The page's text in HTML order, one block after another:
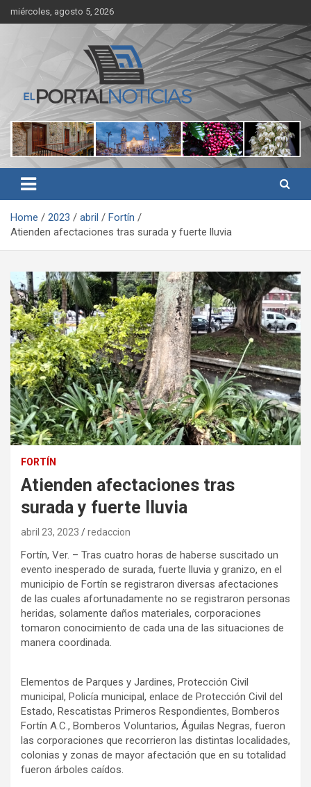
to
miércoles, agosto 5, 2026
El Portal Noticias
Noticias de Córdoba, Veracruz y al región
Home 2023 abril
Fortín
Atienden afectaciones tras surada y fuerte lluvia
FORTÍN
Atienden afectaciones tras
surada y fuerte lluvia
abril 23, 2023 redaccion
Fortín, Ver. – Tras cuatro horas de haberse suscitado un
evento inesperado de surada, fuerte lluvia y granizo, en el
municipio de Fortín se registraron diversas afectaciones
de las cuales afortunadamente no se registraron personas
heridas, solamente daños materiales, corporaciones
tomaron conocimiento de cada una de las situaciones de
manera coordinada.
Elementos de Parques y Jardines, Protección Civil
municipal, Policía municipal, enlace de Protección Civil del
Estado, Rescatistas Primeros Respondientes, Bomberos
Fortín A.C., Bomberos Voluntarios, Águilas Negras, fueron
las corporaciones que recorrieron las distintas localidades,
colonias y zonas de mayor afectación que en su totalidad
fueron árboles caídos.